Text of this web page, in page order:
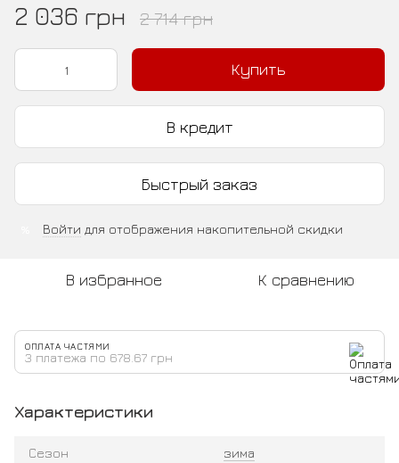
2 036 грн 2 714 грн
Купить
В кредит
Быстрый заказ
Войти для отображения накопительной скидки
В избранное К сравнению
ОПЛАТА ЧАСТЯМИ
3 платежа по 678.67 грн
Характеристики
Сезон зима